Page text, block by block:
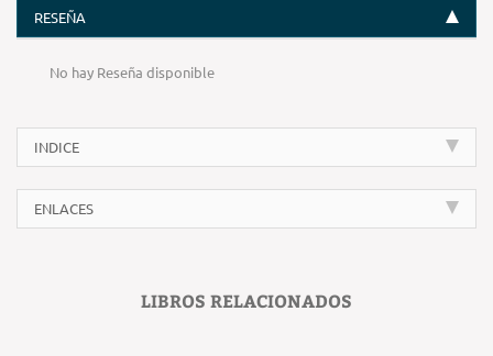
RESEÑA
No hay Reseña disponible
INDICE
ENLACES
LIBROS RELACIONADOS